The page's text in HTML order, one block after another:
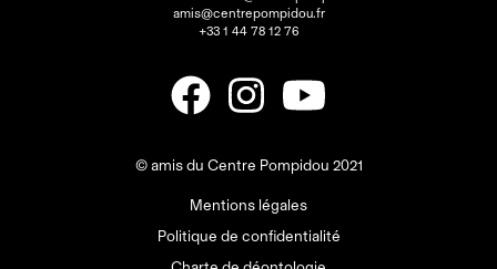
amis@centrepompidou.fr
+33 1 44 78 12 76
© amis du Centre Pompidou 2021
Mentions légales
Politique de confidentialité